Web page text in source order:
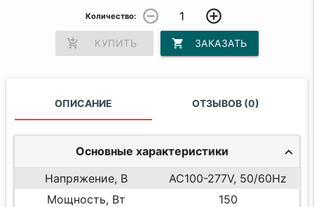
Количество: remove_circle_outline add_circle_outline
add_shopping_cart КУПИТЬ shopping_cart ЗАКАЗАТЬ
ОПИСАНИЕ ОТЗЫВОВ (0)
Основные характеристики
Напряжение, В
AC100-277V, 50/60Hz
Мощность, Вт
150